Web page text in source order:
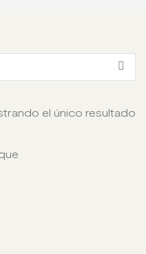
el único resultado